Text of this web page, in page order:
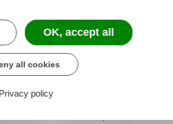
d'un avocat.
du condamné
une
OK, accept all
all cookies
policy